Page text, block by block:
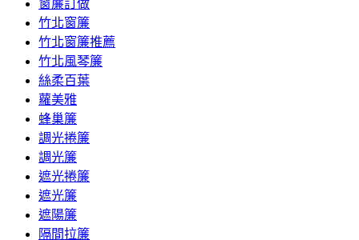
窗簾訂做
竹北窗簾
竹北窗簾推薦
竹北風琴簾
絲柔百葉
蘿美雅
蜂巢簾
調光捲簾
調光簾
遮光捲簾
遮光簾
遮陽簾
隔間拉簾